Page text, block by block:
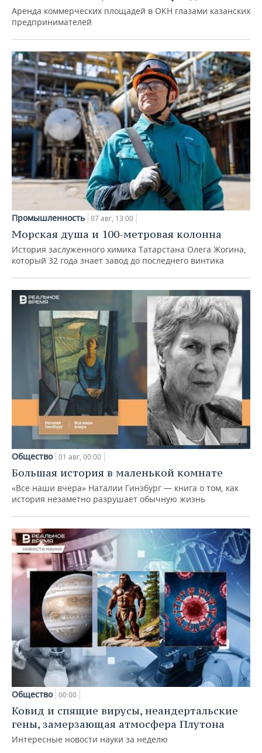
Аренда коммерческих площадей в ОКН глазами казанских
предпринимателей
Промышленность 07 авг, 13:00
Морская душа и 100-метровая колонна
История заслуженного химика Татарстана Олега Жогина,
который 32 года знает завод до последнего винтика
Общество 01 авг, 00:00
Большая история в маленькой комнате
«Все наши вчера» Наталии Гинзбург — книга о том, как
история незаметно разрушает обычную жизнь
Общество 00:00
Ковид и спящие вирусы, неандертальские
гены, замерзающая атмосфера Плутона
Интересные новости науки за неделю